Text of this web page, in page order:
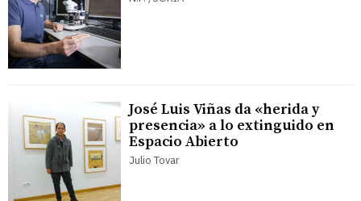
José Luis Viñas da «herida y
presencia» a lo extinguido en
Espacio Abierto
Julio Tovar